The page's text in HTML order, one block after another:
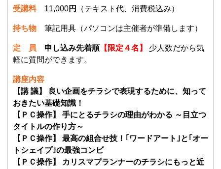
受講料11,000円 （テキスト代、消費税込み）
持ち物 筆記用具（パソコンは主催者が準備します）
定 員 申し込み先着順【限定４名】
少人数だから気
軽に質問ができます。
講座内容
【講 議】 良い企画をチラシで表現するために、知って
おきたい基礎知識！
【ＰＣ操作】 手にとるチラシの理由がわかる ～目立つ
タイトルの作り方～
【ＰＣ操作】 最高の組合せ技！｢ワードアート｣と｢オー
トシェイプ｣の最強コンビ
【ＰＣ操作】 カリスマプランナーのチラシにもっと近